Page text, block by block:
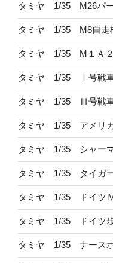
タミヤ 1/35 M26パ
タミヤ 1/35 M8自走
タミヤ 1/35 M１Ａ２
タミヤ 1/35 Ⅰ号戦
タミヤ 1/35 Ⅲ号戦
タミヤ 1/35 アメリ
タミヤ 1/35 シャーマ
タミヤ 1/35 タイガ
タミヤ 1/35 ドイツⅣ
タミヤ 1/35 ドイツ歩
タミヤ 1/35 ナース